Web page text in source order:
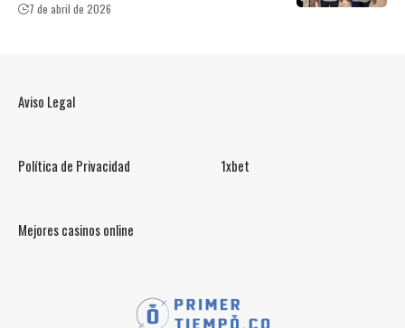
7 de abril de 2026
Aviso Legal
Política de Privacidad 1xbet
Mejores casinos online